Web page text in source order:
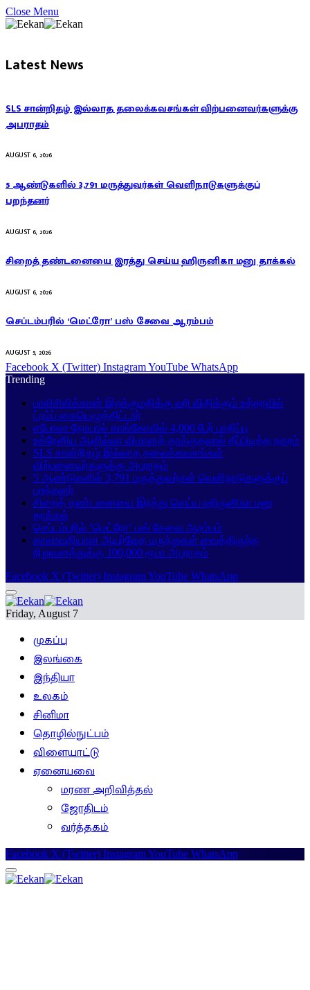
Close Menu
Latest News
SLS சான்றிதழ் இல்லாத தலைக்கவசங்கள் விற்பனைவர்களுக்கு
அபராதம்
AUGUST 6, 2026
5 ஆண்டுகளில் 3,791 மருத்துவர்கள் வெளிநாடுகளுக்குப்
பறந்தனர்
AUGUST 6, 2026
சிறைத் தண்டனையை இரத்து செய்ய ஹிருனிகா மனு தாக்கல்
AUGUST 6, 2026
செப்டம்பரில் ‘மெட்ரோ’ பஸ் சேவை ஆரம்பம்
AUGUST 5, 2026
Facebook X (Twitter) InstagramYouTube WhatsApp
Trending
பாலிசிலிக்கான் இறக்குமதிக்கு வரி விதிக்கும் உத்தரவில்
ட்ரம்ப் கையெழுத்திட்டார்
எபோலா நோயால் காங்கோவில் 4,000 பேர் பாதிப்பு
உக்ரேனிய ஆளில்லா விமானத் தாக்குதலால் தீப்பிடித்த நகரம்
SLS சான்றிதழ் இல்லாத தலைக்கவசங்கள்
விற்பனைவர்களுக்கு அபராதம்
5 ஆண்டுகளில் 3,791 மருத்துவர்கள் வெளிநாடுகளுக்குப்
பறந்தனர்
சிறைத் தண்டனையை இரத்து செய்ய ஹிருனிகா மனு
தாக்கல்
செப்டம்பரில் ‘மெட்ரோ’ பஸ் சேவை ஆரம்பம்
காலாவதியான ஆயுர்வேத மருந்துகள் வைத்திருந்த
நிறுவனத்துக்கு 100,000 ரூபா அபராதம்
Facebook X (Twitter) InstagramYouTube WhatsApp
Friday, August 7
முகப்பு
இலங்கை
இந்தியா
உலகம்
சினிமா
தொழில்நுட்பம்
விளையாட்டு
ஏனையவை
மரண அறிவித்தல்
ஜோதிடம்
வர்த்தகம்
Facebook X (Twitter) InstagramYouTube WhatsApp